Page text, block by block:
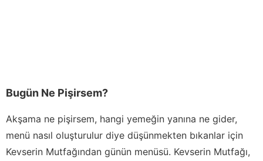
Bugün Ne Pişirsem?
Akşama ne pişirsem, hangi yemeğin yanına ne gider,
menü nasıl oluşturulur diye düşünmekten bıkanlar için
Kevserin Mutfağından günün menüsü. Kevserin Mutfağı,